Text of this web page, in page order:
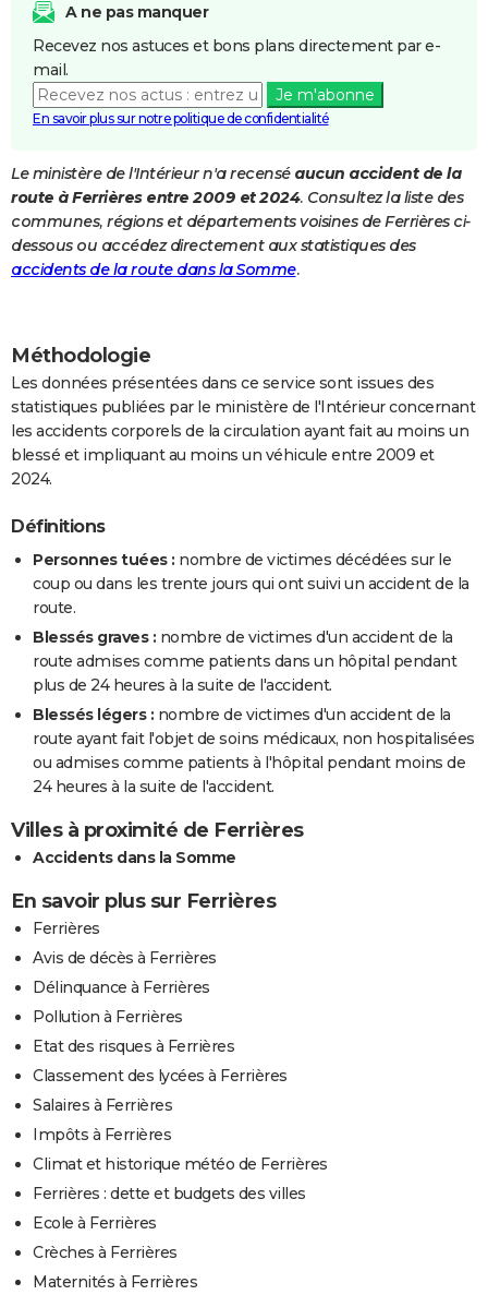
Destinations
City break
Voyage nature
Voyage de noces
Forum
Climat
PHOTO
GUIDES D'ACHAT
BONS PLANS
Carte de Noël
Carte Bonne année
Carte Saint-Valentin
Carte Pâques
Carte d'anniversaire
DICTIONNAIRE
Dictionnaire
Biographies
Citations
Expressions
Proverbes
PROGRAMME TV
FORUM
Bricolage
Television
A ne pas manquer
Recevez nos astuces et bons plans directement par e-
mail.
Je m'abonne
En savoir plus sur notre politique de confidentialité
Le ministère de l'Intérieur n'a recensé aucun accident de la
route à Ferrières entre 2009 et 2024. Consultez la liste des
communes, régions et départements voisines de Ferrières ci-
dessous ou accédez directement aux statistiques des
accidents de la route dans la Somme.
Méthodologie
Les données présentées dans ce service sont issues des
statistiques publiées par le ministère de l'Intérieur concernant
les accidents corporels de la circulation ayant fait au moins un
blessé et impliquant au moins un véhicule entre 2009 et
2024.
Définitions
Personnes tuées : nombre de victimes décédées sur le
coup ou dans les trente jours qui ont suivi un accident de la
route.
Blessés graves : nombre de victimes d'un accident de la
route admises comme patients dans un hôpital pendant
plus de 24 heures à la suite de l'accident.
Blessés légers : nombre de victimes d'un accident de la
route ayant fait l'objet de soins médicaux, non hospitalisées
ou admises comme patients à l'hôpital pendant moins de
24 heures à la suite de l'accident.
Villes à proximité de Ferrières
Accidents dans la Somme
En savoir plus sur Ferrières
Ferrières
Avis de décès à Ferrières
Délinquance à Ferrières
Pollution à Ferrières
Etat des risques à Ferrières
Classement des lycées à Ferrières
Salaires à Ferrières
Impôts à Ferrières
Climat et historique météo de Ferrières
Ferrières : dette et budgets des villes
Ecole à Ferrières
Crèches à Ferrières
Maternités à Ferrières